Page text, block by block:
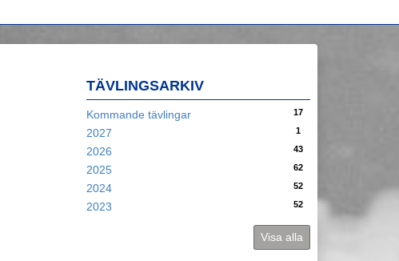
TÄVLINGSARKIV
Kommande tävlingar 17
2027 1
2026 43
2025 62
2024 52
2023 52
Visa alla